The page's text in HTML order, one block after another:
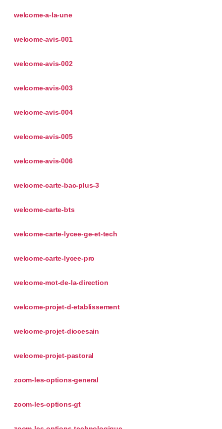
welcome-a-la-une
welcome-avis-001
welcome-avis-002
welcome-avis-003
welcome-avis-004
welcome-avis-005
welcome-avis-006
welcome-carte-bac-plus-3
welcome-carte-bts
welcome-carte-lycee-ge-et-tech
welcome-carte-lycee-pro
welcome-mot-de-la-direction
welcome-projet-d-etablissement
welcome-projet-diocesain
welcome-projet-pastoral
zoom-les-options-general
zoom-les-options-gt